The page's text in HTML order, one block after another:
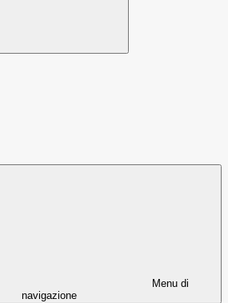
Menu di
navigazione